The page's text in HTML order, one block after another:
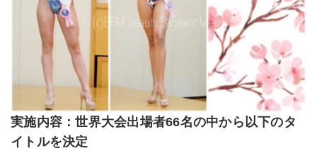
実施内容：世界大会出場者66名の中から以下のタ
イトルを決定